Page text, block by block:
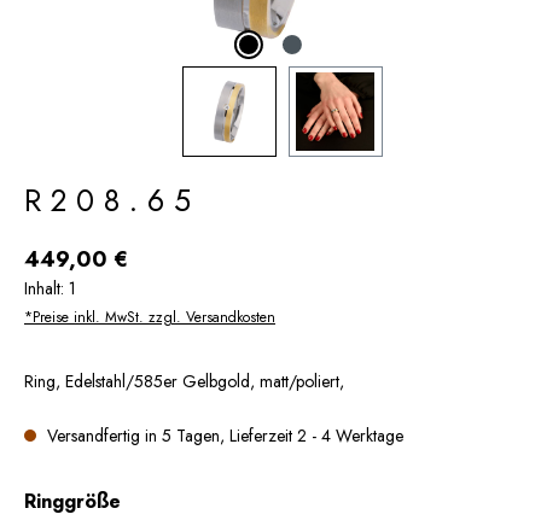
R208.65
Regulärer Preis:
449,00 €
Inhalt: 1
*Preise inkl. MwSt. zzgl. Versandkosten
Ring, Edelstahl/585er Gelbgold, matt/poliert,
Versandfertig in 5 Tagen, Lieferzeit 2 - 4 Werktage
Ringgröße